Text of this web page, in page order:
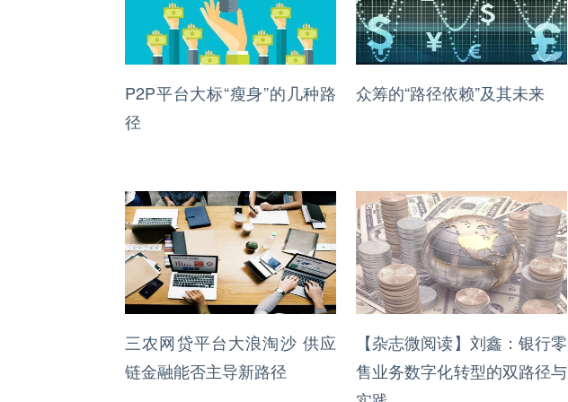
P2P平台大标“瘦身”的几种路
径
众筹的“路径依赖”及其未来
三农网贷平台大浪淘沙 供应
链金融能否主导新路径
【杂志微阅读】刘鑫：银行零
售业务数字化转型的双路径与